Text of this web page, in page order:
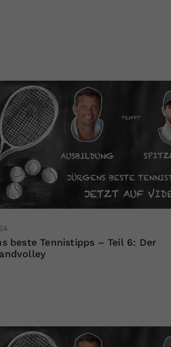
beste Tennistipps – Teil 6: Der